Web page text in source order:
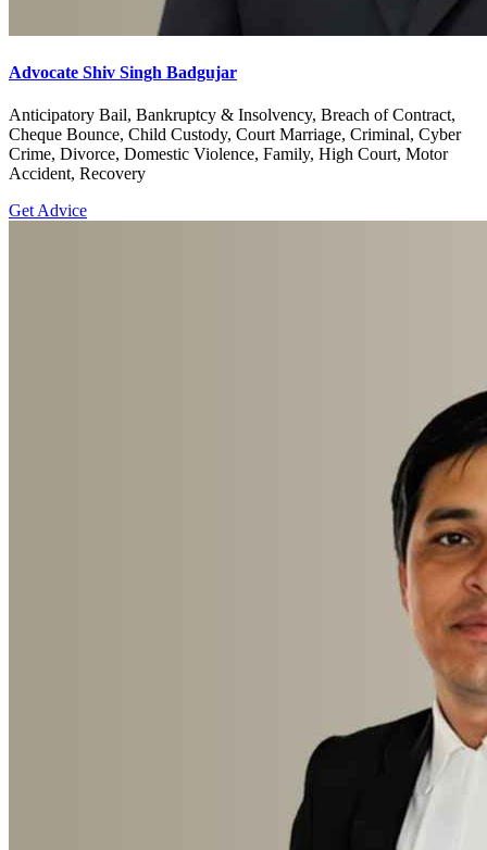
Advocate Shiv Singh Badgujar
Anticipatory Bail, Bankruptcy & Insolvency, Breach of Contract,
Cheque Bounce, Child Custody, Court Marriage, Criminal, Cyber
Crime, Divorce, Domestic Violence, Family, High Court, Motor
Accident, Recovery
Get Advice